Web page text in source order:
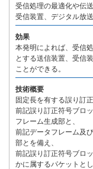
受信処理の最適化や伝
受信装置、デジタル放
効果
本発明によれば、受信
とする送信装置、受信
ことができる。
技術概要
固定長を有する誤り訂
前記誤り訂正符号ブロ
フレーム生成部と、
前記データフレーム及
部とを備え、
前記誤り訂正符号ブロ
かに属するパケットと